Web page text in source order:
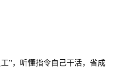
”，听懂指令自己干活，省成